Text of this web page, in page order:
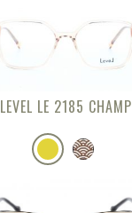
LEVEL LE 2185 CHAMP